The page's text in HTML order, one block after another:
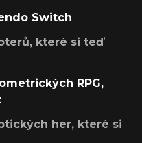
Switch
které si teď
RPG,
her, které si